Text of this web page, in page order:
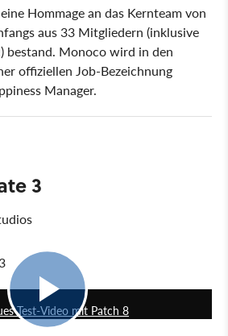
Hommage an das Kernteam von
aus 33 Mitgliedern (inklusive
bestand. Monoco wird in den
offiziellen Job-Bezeichnung
Manager.
3
Test-Video mit Patch 8